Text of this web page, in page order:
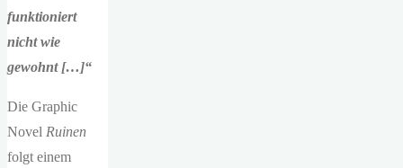
funktioniert
nicht wie
gewohnt […]“
Die Graphic
Novel Ruinen
folgt einem